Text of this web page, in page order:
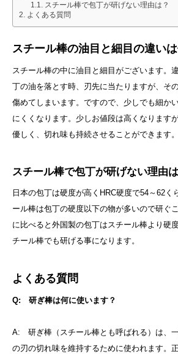
スチール棒で包丁が研げない理由は？
よくある質問
スチール棒の油目と細目の違い
スチール棒の中に油目と細目がございます。
丁の油を落とす時、刃先に当たりますが、そ
傷めてしまいます。ですので、少しでも細か
にくくなります。少しお値段は高くなります
優しく、切れ味も持続させることができます。
スチール棒で包丁が研げない理由
日本の包丁は硬度が高くHRC硬度で54～62く
ール棒は包丁の硬度以下の物が多いので研ぐ
に比べると外国製の包丁はスチール棒より硬
チール棒でも研げる事になります。
よくある質問
Q: 研ぎ棒は何に使います？
A: 研ぎ棒（スチール棒とも呼ばれる）は、
の刃の切れ味を維持するために使われます。